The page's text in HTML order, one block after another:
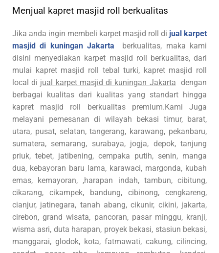
Menjual kapret masjid roll berkualitas
Jika anda ingin membeli karpet masjid roll di jual karpet
masjid di kuningan Jakarta berkualitas, maka kami
disini menyediakan karpet masjid roll berkualitas, dari
mulai kapret masjid roll tebal turki, kapret masjid roll
local di jual karpet masjid di kuningan Jakarta dengan
berbagai kualitas dari kualitas yang standart hingga
kapret masjid roll berkualitas premium.Kami Juga
melayani pemesanan di wilayah bekasi timur, barat,
utara, pusat, selatan, tangerang, karawang, pekanbaru,
sumatera, semarang, surabaya, jogja, depok, tanjung
priuk, tebet, jatibening, cempaka putih, senin, manga
dua, kebayoran baru lama, karawaci, margonda, kubah
emas, kemayoran, ,harapan indah, tambun, cibitung,
cikarang, cikampek, bandung, cibinong, cengkareng,
cianjur, jatinegara, tanah abang, cikunir, cikini, jakarta,
cirebon, grand wisata, pancoran, pasar minggu, kranji,
wisma asri, duta harapan, proyek bekasi, stasiun bekasi,
manggarai, glodok, kota, fatmawati, cakung, cilincing,